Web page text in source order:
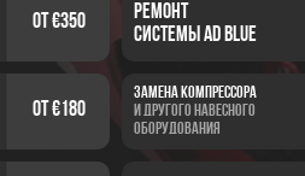
от €350
Ремонт
системы ad blue
от €180
Замена компрессора
и другого навесного
оборудования